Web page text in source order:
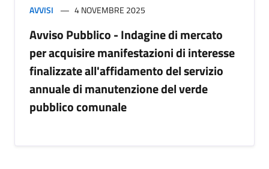
AVVISI 4 NOVEMBRE 2025
Avviso Pubblico - Indagine di mercato
per acquisire manifestazioni di interesse
finalizzate all'affidamento del servizio
annuale di manutenzione del verde
pubblico comunale